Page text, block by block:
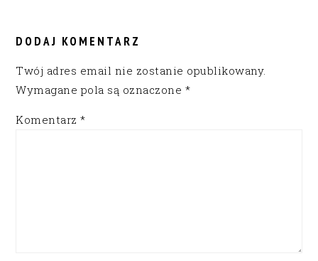
INTERACTIONS
DODAJ KOMENTARZ
Twój adres email nie zostanie opublikowany.
Wymagane pola są oznaczone *
Komentarz*